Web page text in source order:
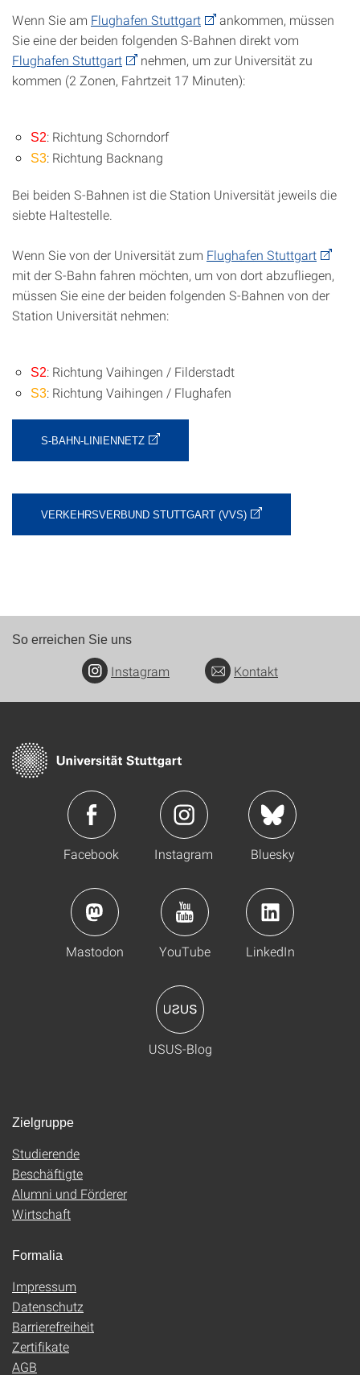
Wenn Sie am Flughafen Stuttgart
ankommen, müssen
Sie eine der beiden folgenden S-Bahnen direkt vom
Flughafen Stuttgart
nehmen, um zur Universität zu
kommen (2 Zonen, Fahrtzeit 17 Minuten):
S2: Richtung Schorndorf
S3: Richtung Backnang
Bei beiden S-Bahnen ist die Station Universität jeweils die
siebte Haltestelle.
Wenn Sie von der Universität zum Flughafen Stuttgart
mit der S-Bahn fahren möchten, um von dort abzufliegen,
müssen Sie eine der beiden folgenden S-Bahnen von der
Station Universität nehmen:
S2: Richtung Vaihingen / Filderstadt
S3: Richtung Vaihingen / Flughafen
S-BAHN-LINIENNETZ
VERKEHRSVERBUND STUTTGART (VVS)
So erreichen Sie uns
Instagram Kontakt
Facebook Instagram Bluesky
Mastodon YouTube LinkedIn
USUS-Blog
Zielgruppe
Studierende
Beschäftigte
Alumni und Förderer
Wirtschaft
Formalia
Impressum
Datenschutz
Barrierefreiheit
Zertifikate
AGB